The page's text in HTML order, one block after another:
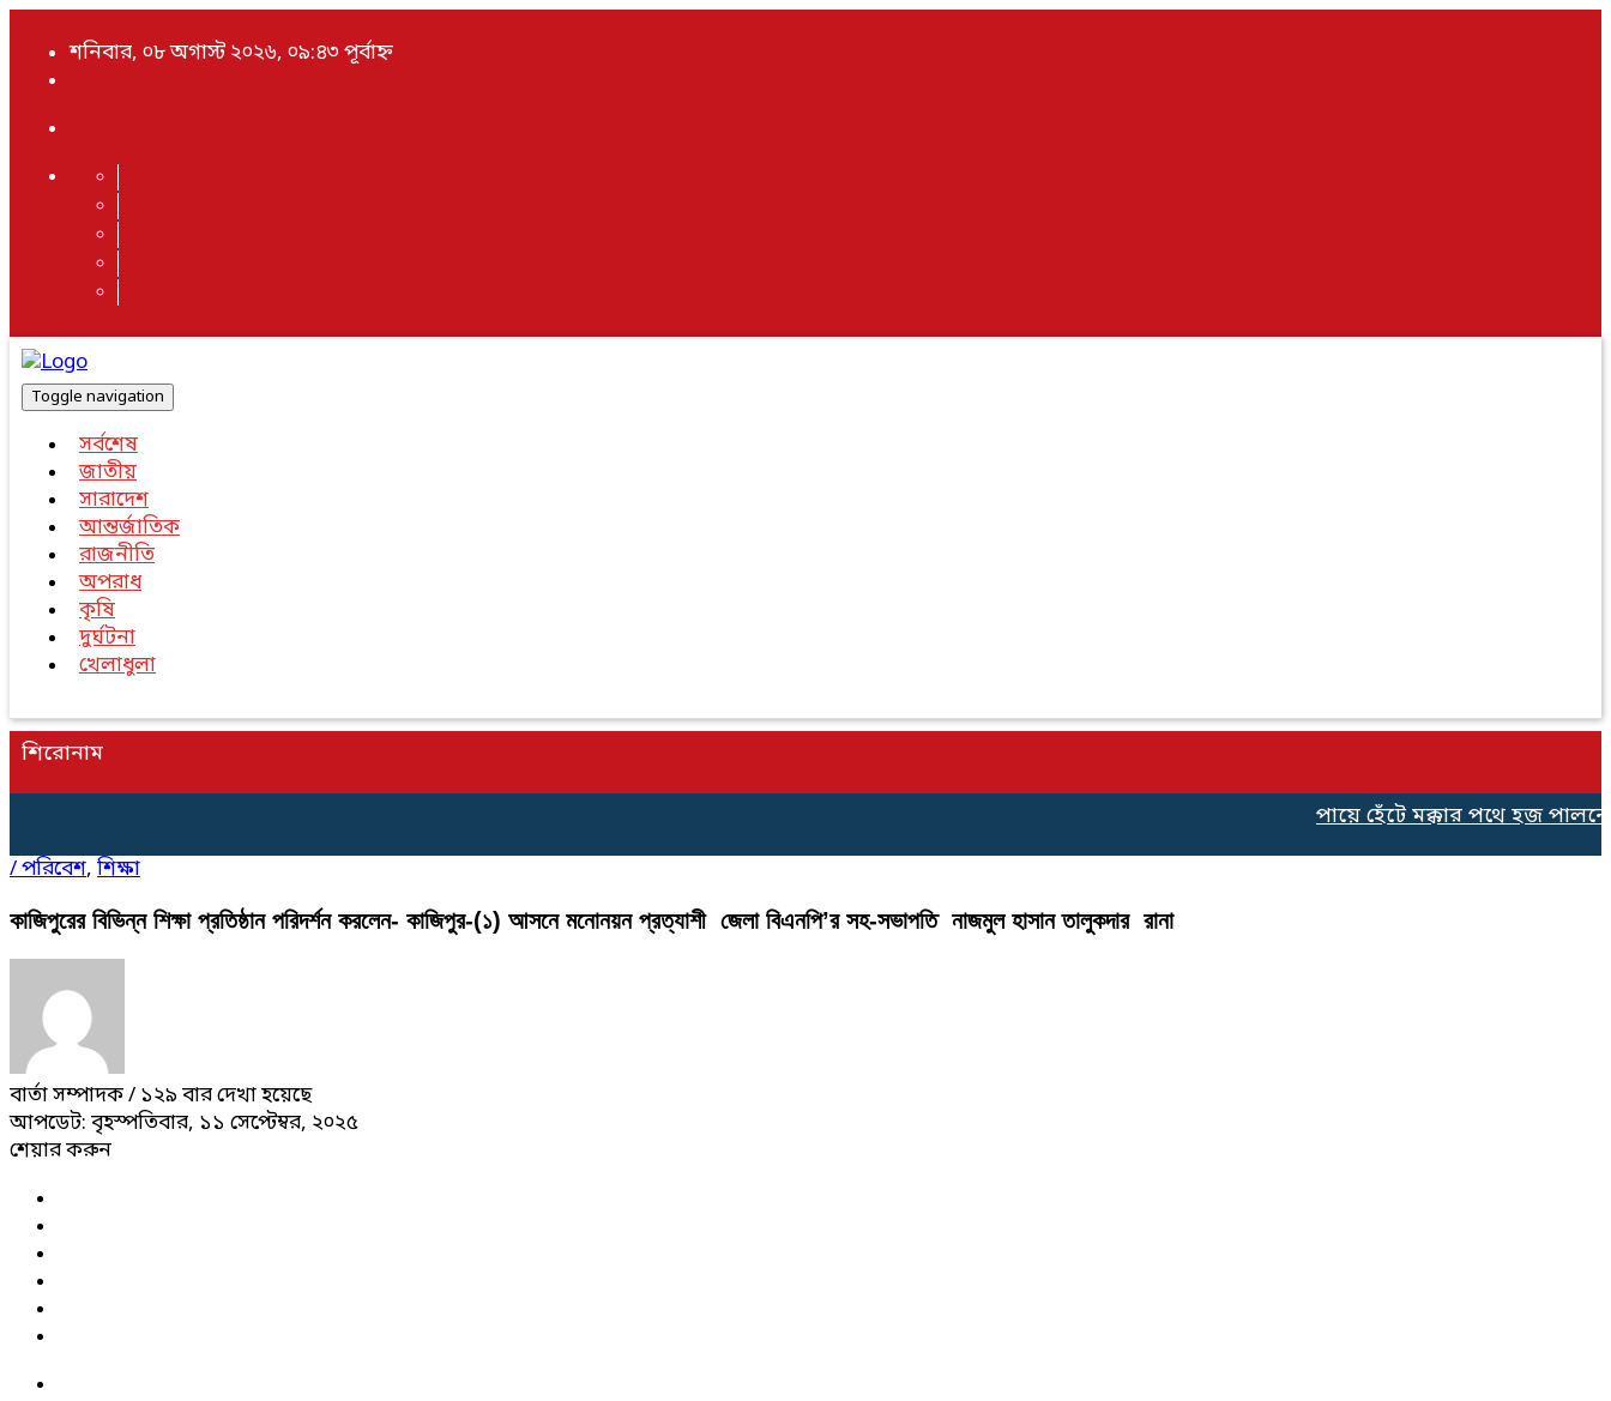
শনিবার, ০৮ অগাস্ট ২০২৬, ০৯:৪৩ পূর্বাহ্ন
Toggle navigation
সর্বশেষ
জাতীয়
সারাদেশ
আন্তর্জাতিক
রাজনীতি
অপরাধ
কৃষি
দুর্ঘটনা
খেলাধুলা
শিরোনাম
পায়ে হেঁটে মক্কার পথে হজ পালনের
/পরিবেশ, শিক্ষা
কাজিপুরের বিভিন্ন শিক্ষা প্রতিষ্ঠান পরিদর্শন করলেন- কাজিপুর-(১) আসনে মনোনয়ন প্রত্যাশী জেলা বিএনপি’র সহ-সভাপতি নাজমুল হাসান তালুকদার রানা
বার্তা সম্পাদক/ ১২৯ বার দেখা হয়েছে
আপডেট: বৃহস্পতিবার, ১১ সেপ্টেম্বর, ২০২৫
শেয়ার করুন